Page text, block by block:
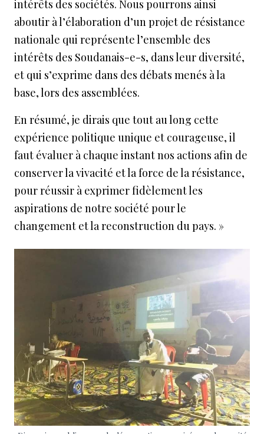
intérêts des sociétés. Nous pourrons ainsi
aboutir à l’élaboration d’un projet de résistance
nationale qui représente l’ensemble des
intérêts des Soudanais-e-s, dans leur diversité,
et qui s’exprime dans des débats menés à la
base, lors des assemblées.
En résumé, je dirais que tout au long cette
expérience politique unique et courageuse, il
faut évaluer à chaque instant nos actions afin de
conserver la vivacité et la force de la résistance,
pour réussir à exprimer fidèlement les
aspirations de notre société pour le
changement et la reconstruction du pays. »